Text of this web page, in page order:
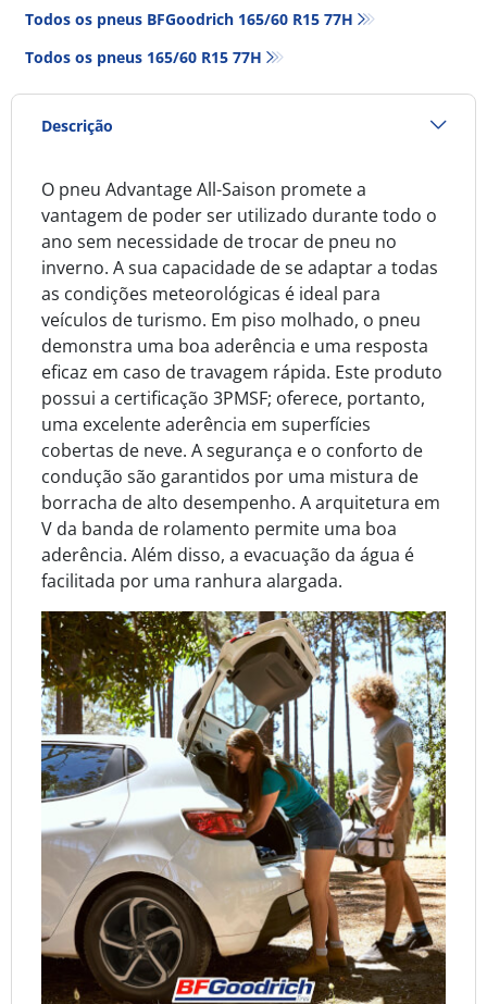
Todos os pneus BFGoodrich 165/60 R15 77H
Todos os pneus‎ 165/60 R15 77H
Descrição
O pneu Advantage All-Saison promete a
vantagem de poder ser utilizado durante todo o
ano sem necessidade de trocar de pneu no
inverno. A sua capacidade de se adaptar a todas
as condições meteorológicas é ideal para
veículos de turismo. Em piso molhado, o pneu
demonstra uma boa aderência e uma resposta
eficaz em caso de travagem rápida. Este produto
possui a certificação 3PMSF; oferece, portanto,
uma excelente aderência em superfícies
cobertas de neve. A segurança e o conforto de
condução são garantidos por uma mistura de
borracha de alto desempenho. A arquitetura em
V da banda de rolamento permite uma boa
aderência. Além disso, a evacuação da água é
facilitada por uma ranhura alargada.